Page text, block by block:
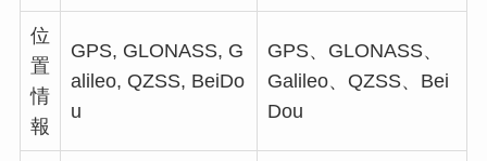
位
置
情
報
GPS, GLONASS, G
alileo, QZSS, BeiDo
u
GPS、GLONASS、
Galileo、QZSS、Bei
Dou